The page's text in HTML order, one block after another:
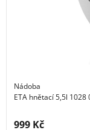
Nádoba
ETA hnětací 5,5l 1028
Cena s DPH:
999 Kč